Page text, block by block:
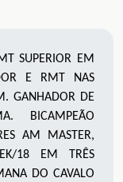
SUPERIOR EM
E RMT NAS
GANHADOR DE
BICAMPEÃO
AM MASTER,
18 EM TRÊS
DO CAVALO